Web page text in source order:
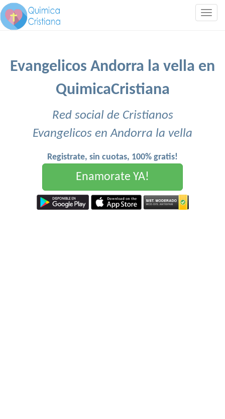
Evangelicos Andorra la vella en
QuimicaCristiana
Red social de Cristianos
Evangelicos en Andorra la vella
Registrate, sin cuotas, 100% gratis!
Enamorate YA!